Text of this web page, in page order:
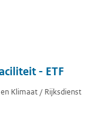
- ETF
Klimaat / Rijksdienst